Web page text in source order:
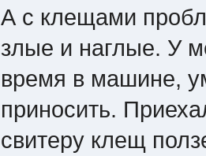
А с клещами
злые и наглые. У
время в машине,
приносить.
свитеру клещ